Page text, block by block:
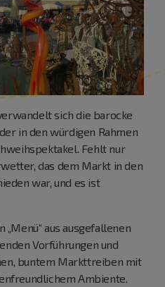
sich die barocke
in den würdigen Rahmen
Fehlt nur
das dem Markt in den
war, und es ist
aus ausgefallenen
Vorführungen und
buntem Markttreiben mit
Ambiente.